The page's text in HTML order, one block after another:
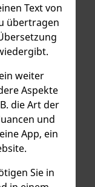
Text von
übertragen
weiter
Aspekte
die Art der
und
App, ein
Sie in